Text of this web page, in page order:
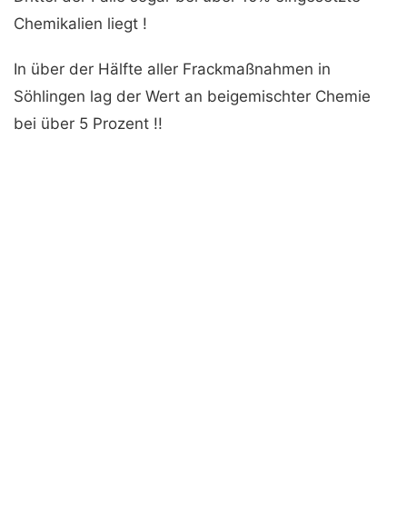
Chemikalien liegt !
In über der Hälfte aller Frackmaßnahmen in
Söhlingen lag der Wert an beigemischter Chemie
bei über 5 Prozent !!